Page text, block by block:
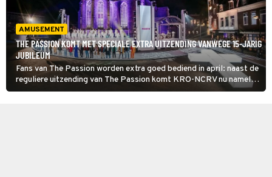
AMUSEMENT
THE PASSION KOMT MET SPECIALE EXTRA UITZENDING VANWEGE 15-JARIG
JUBILEUM
Fans van The Passion worden extra goed bediend in april: naast de
reguliere uitzending van The Passion komt KRO-NCRV nu namelijk
ook met een speciale aflevering ter ere van het 15-jarig jubileum